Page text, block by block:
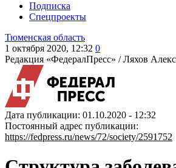
Подписка
Спецпроекты
Тюменская область
1 октября 2020, 12:32 0
Редакция «ФедералПресс» /Ляхов
Дата публикации: 01.10.2020 - 12:32
Постоянный адрес публикации:
https://fedpress.ru/news/72/society/2591752